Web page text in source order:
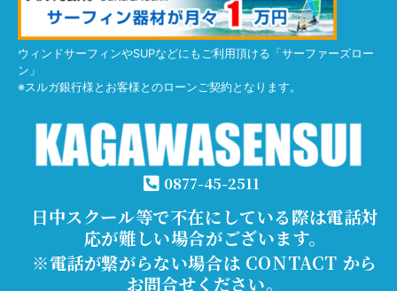
ウィンドサーフィンやSUPなどにもご利用頂ける「サーファーズロー
ン」
※スルガ銀行様とお客様とのローンご契約となります。
0877-45-2511
日中スクール等で不在にしている際は電話対
応が難しい場合がございます。
※電話が繋がらない場合は CONTACT から
お問合せください。